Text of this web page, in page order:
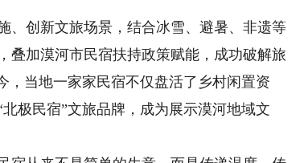
创新文旅场景，结合冰雪、避暑、非遗等
叠加漠河市民宿扶持政策赋能，成功破解旅
，当地一家家民宿不仅盘活了乡村闲置资
极民宿”文旅品牌，成为展示漠河地域文